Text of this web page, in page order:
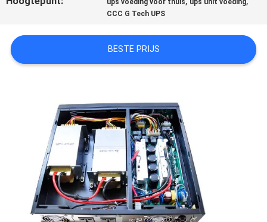
OFFERTE
SITEMAP
PRIVACYBELEID
ups voeding voor thuis ups unit voeding
CCC G Tech UPS
BESTE PRIJS